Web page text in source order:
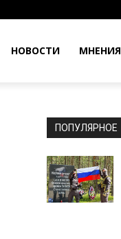
НОВОСТИ МНЕНИЯ
ПОПУЛЯРНОЕ